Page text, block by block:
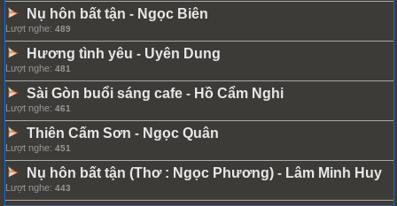
Nụ hôn bất tận - Ngọc Biên
Lượt nghe: 489
Hương tình yêu - Uyên Dung
Lượt nghe: 481
Sài Gòn buổi sáng cafe - Hồ Cẩm Nghi
Lượt nghe: 461
Thiên Cấm Sơn - Ngọc Quân
Lượt nghe: 451
Nụ hôn bất tận (Thơ : Ngọc Phương) - Lâm Minh Huy
Lượt nghe: 443